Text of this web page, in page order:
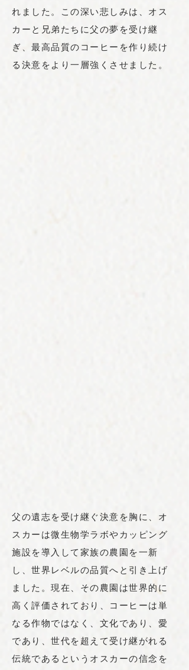
れました。この深い悲しみは、オス
カーと兄弟たちに父の夢を受け継
ぎ、最高品質のコーヒーを作り続け
る決意をより一層強くさせました。
父の遺志を受け継ぐ決意を胸に、オ
スカーは微生物学ラボやカッピング
施設を導入して家族の農園を一新
し、世界レベルの品質へと引き上げ
ました。現在、その農園は世界的に
高く評価されており、コーヒーは単
なる作物ではなく、文化であり、愛
であり、世代を超えて受け継がれる
伝統であるというオスカーの信念を